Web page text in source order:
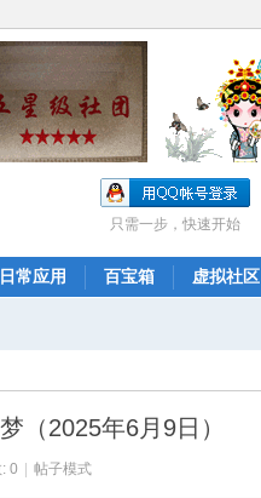
只需一步，快速开始
日常应用 百宝箱 虚拟社区
（2025年6月9日）
0 帖子模式